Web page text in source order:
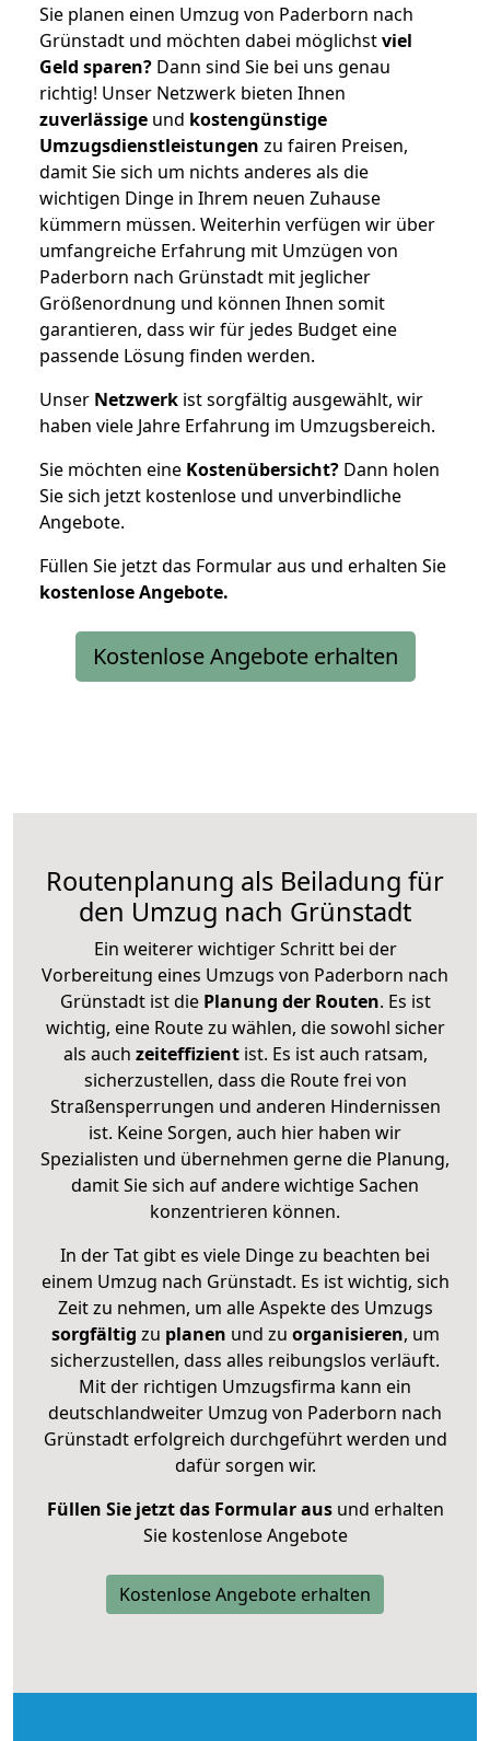
Sie planen einen Umzug von Paderborn nach
Grünstadt und möchten dabei möglichstviel
Geld sparen? Dann sind Sie bei uns genau
richtig! Unser Netzwerk bieten Ihnen
zuverlässige und kostengünstige
Umzugsdienstleistungen zu fairen Preisen,
damit Sie sich um nichts anderes als die
wichtigen Dinge in Ihrem neuen Zuhause
kümmern müssen. Weiterhin verfügen wir über
umfangreiche Erfahrung mit Umzügen von
Paderborn nach Grünstadt mit jeglicher
Größenordnung und können Ihnen somit
garantieren, dass wir für jedes Budget eine
passende Lösung finden werden.
Unser Netzwerk ist sorgfältig ausgewählt, wir
haben viele Jahre Erfahrung im Umzugsbereich.
Sie möchten eine Kostenübersicht? Dann holen
Sie sich jetzt kostenlose und unverbindliche
Angebote.
Füllen Sie jetzt das Formular aus und erhalten Sie
kostenloseAngebote.
Kostenlose Angebote erhalten
Routenplanung als Beiladung für
den Umzug nach Grünstadt
Ein weiterer wichtiger Schritt bei der
Vorbereitung eines Umzugs von Paderborn nach
Grünstadt ist diePlanung der Routen. Es ist
wichtig, eine Route zu wählen, die sowohl sicher
als auch zeiteffizientist. Es ist auch ratsam,
sicherzustellen, dass die Route frei von
Straßensperrungen und anderen Hindernissen
ist. Keine Sorgen, auch hier haben wir
Spezialisten und übernehmen gerne die Planung,
damit Sie sich auf andere wichtige Sachen
konzentrieren können.
In der Tat gibt es viele Dinge zu beachten bei
einem Umzug nach Grünstadt. Es ist wichtig, sich
Zeit zu nehmen, um alle Aspekte des Umzugs
sorgfältig zu planen und zu organisieren, um
sicherzustellen, dass alles reibungslos verläuft.
Mit der richtigen Umzugsfirma kann ein
deutschlandweiter Umzug von Paderborn nach
Grünstadt erfolgreich durchgeführt werden und
dafür sorgen wir.
Füllen Sie jetzt das Formular ausund erhalten
Sie kostenlose Angebote
Kostenlose Angebote erhalten